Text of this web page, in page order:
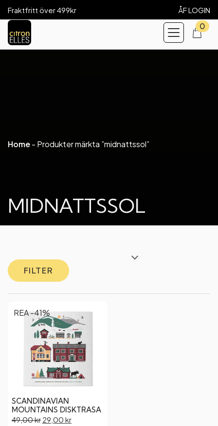
Fraktfritt över 499kr ÅF LOGIN
0
Home- Produkter märkta ”midnattssol”
MIDNATTSSOL
FILTER
SCANDINAVIAN
MOUNTAINS DISKTRASA
49,00kr 29,00 kr
REA -41%